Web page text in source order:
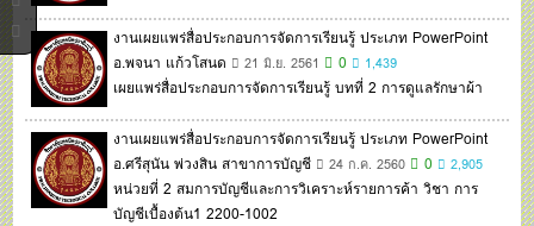
งานเผยแพร่สื่อประกอบการจัดการเรียนรู้ ประเภท PowerPoint
อ.พจนา แก้วโสนด
21 มิ.ย. 2561 0 1,439
เผยแพร่สื่อประกอบการจัดการเรียนรู้ บทที่ 2 การดูแลรักษาผ้า
งานเผยแพร่สื่อประกอบการจัดการเรียนรู้ ประเภท PowerPoint
อ.ศรีสุนัน พ่วงสิน สาขาการบัญชี
24 ก.ค. 2560 0 2,905
หน่วยที่ 2 สมการบัญชีและการวิเคราะห์รายการค้า วิชา การ
บัญชีเบื้องต้น1 2200-1002